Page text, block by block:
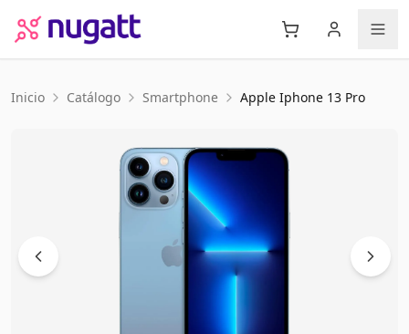
Inicio Catálogo Smartphone Apple Iphone 13 Pro